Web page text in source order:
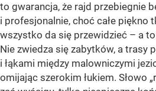
to gwarancja, że rajd przebiegnie
i profesjonalnie, choć całe piękno
wszystko da się przewidzieć – a
Nie zwiedza się zabytków, a trasy
i łąkami między malowniczymi
omijając szerokim łukiem. Słowo